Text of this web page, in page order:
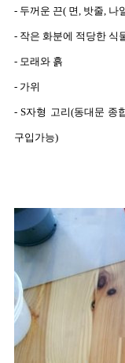
- 두꺼운 끈( 면, 밧줄, 나
- 작은 화분에 적당한 식
- 모래와 흙
- 가위
- S자형 고리(동대문 종
구입가능)